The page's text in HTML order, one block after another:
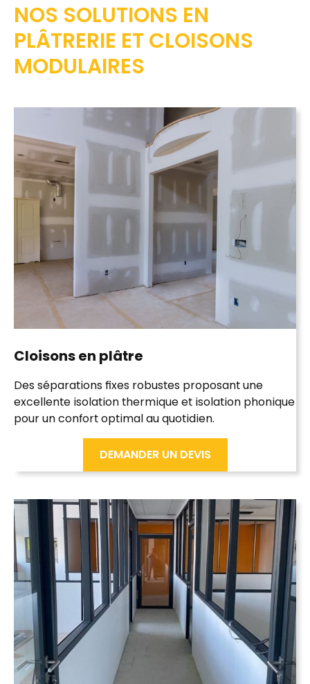
NOS SOLUTIONS EN
PLÂTRERIE ET CLOISONS
MODULAIRES
Cloisonsen plâtre
Des séparations fixes robustes proposant une
excellente isolation thermiqueet isolation phonique
pour un confort optimal au quotidien.
DEMANDER UN DEVIS